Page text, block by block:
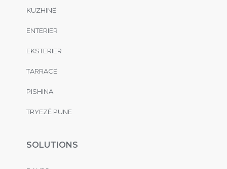
KUZHINË
ENTERIER
EKSTERIER
TARRACË
PISHINA
TRYEZË PUNE
SOLUTIONS